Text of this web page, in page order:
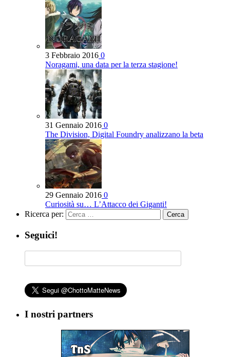
3 Febbraio 2016 0
Noragami, una data per la terza stagione!
31 Gennaio 2016 0
The Division, Digital Foundry analizzano la beta
29 Gennaio 2016 0
Curiosità su… L’Attacco dei Giganti!
Ricerca per:
Seguici!
I nostri partners